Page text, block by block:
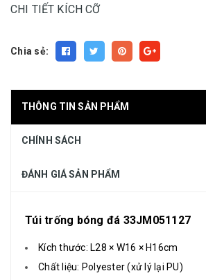
CHI TIẾT KÍCH CỠ
Chia sẻ:
THÔNG TIN SẢN PHẨM
CHÍNH SÁCH
ĐÁNH GIÁ SẢN PHẨM
Túi trống bóng đá 33JM051127
Kích thước: L28 × W16 × H16cm
Chất liệu: Polyester (xử lý lại PU)